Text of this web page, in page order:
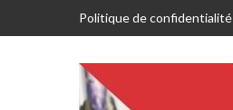
Politique de confidentialité